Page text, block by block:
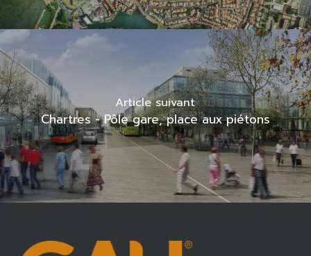
Article suivant
Chartres - Pôle gare, place aux piétons